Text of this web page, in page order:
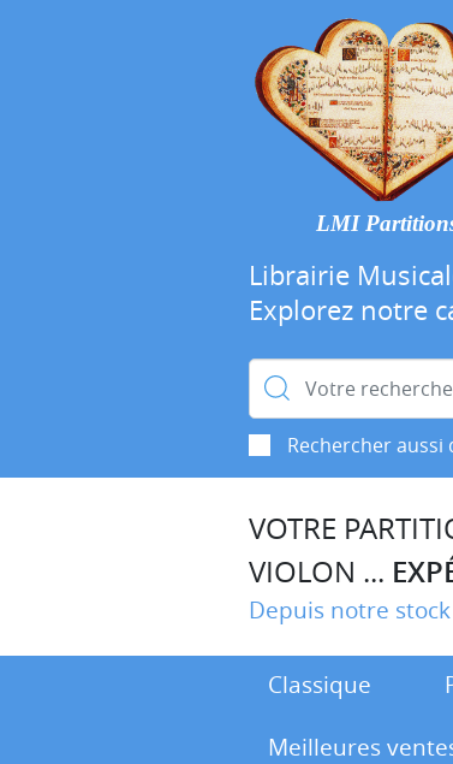
LMI
Librairie
Explorez notre
Rechercher :
Rechercher aussi
VOTRE
VIOLON ...
Depuis notre
Classique
Meilleures